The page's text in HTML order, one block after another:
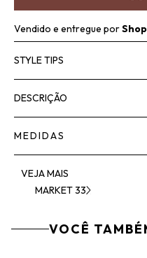
Vendido e entregue por
STYLE TIPS
DESCRIÇÃO
MEDIDAS
VEJA MAIS
MARKET 33
VOCÊ